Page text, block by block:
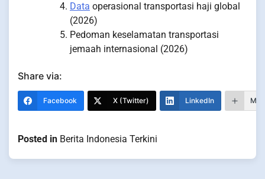
Data operasional transportasi haji global
(2026)
Pedoman keselamatan transportasi
jemaah internasional (2026)
Share via:
Facebook X (Twitter) LinkedIn
Posted in Berita Indonesia Terkini